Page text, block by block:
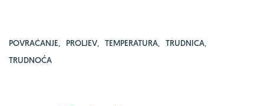
POVRAĆANJE, PROLJEV, TEMPERATURA, TRUDNICA,
TRUDNOĆA